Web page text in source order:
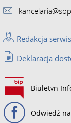
Redakcja
Deklaracja
Biuletyn
Odwiedź